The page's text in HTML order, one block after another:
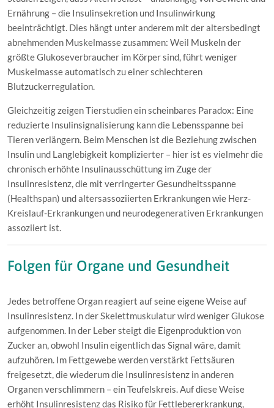
Ernährung – die Insulinsekretion und Insulinwirkung
beeinträchtigt. Dies hängt unter anderem mit der altersbedingt
abnehmenden Muskelmasse zusammen: Weil Muskeln der
größte Glukoseverbraucher im Körper sind, führt weniger
Muskelmasse automatisch zu einer schlechteren
Blutzuckerregulation.
Gleichzeitig zeigen Tierstudien ein scheinbares Paradox: Eine
reduzierte Insulinsignalisierung kann die Lebensspanne bei
Tieren verlängern. Beim Menschen ist die Beziehung zwischen
Insulin und Langlebigkeit komplizierter – hier ist es vielmehr die
chronisch erhöhte Insulinausschüttung im Zuge der
Insulinresistenz, die mit verringerter Gesundheitsspanne
(Healthspan) und altersassoziierten Erkrankungen wie Herz-
Kreislauf-Erkrankungen und neurodegenerativen Erkrankungen
assoziiert ist.
Folgen für Organe und Gesundheit
Jedes betroffene Organ reagiert auf seine eigene Weise auf
Insulinresistenz. In der Skelettmuskulatur wird weniger Glukose
aufgenommen. In der Leber steigt die Eigenproduktion von
Zucker an, obwohl Insulin eigentlich das Signal wäre, damit
aufzuhören. Im Fettgewebe werden verstärkt Fettsäuren
freigesetzt, die wiederum die Insulinresistenz in anderen
Organen verschlimmern – ein Teufelskreis. Auf diese Weise
erhöht Insulinresistenz das Risiko für Fettlebererkrankung,